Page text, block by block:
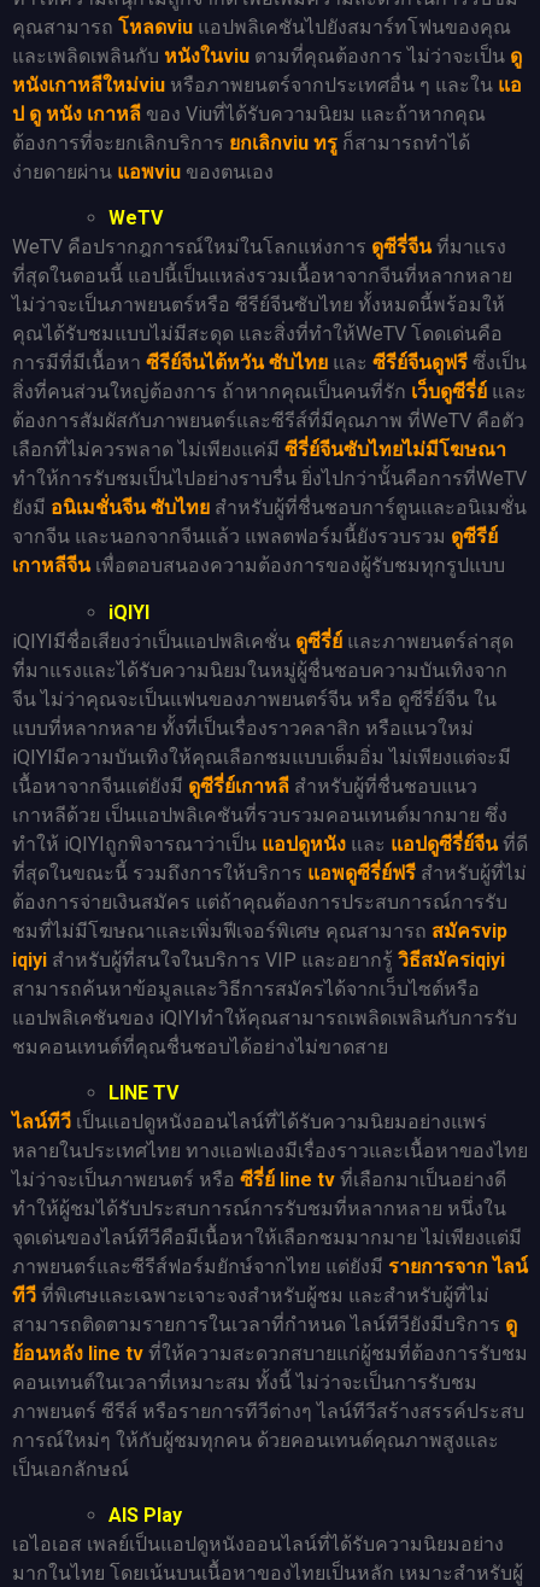
คุณสามารถ โหลดviu แอปพลิเคชันไปยังสมาร์ทโฟนของคุณ
และเพลิดเพลินกับ หนังในviu ตามที่คุณต้องการ ไม่ว่าจะเป็น ดู
หนังเกาหลีใหม่viu หรือภาพยนตร์จากประเทศอื่น ๆ และใน แอ
ป ดู หนัง เกาหลี ของ Viuที่ได้รับความนิยม และถ้าหากคุณ
ต้องการที่จะยกเลิกบริการ ยกเลิกviu ทรู ก็สามารถทำได้
ง่ายดายผ่าน แอพviu ของตนเอง
WeTV
WeTV คือปรากฎการณ์ใหม่ในโลกแห่งการ ดูซีรี่จีนที่มาแรง
ที่สุดในตอนนี้ แอปนี้เป็นแหล่งรวมเนื้อหาจากจีนที่หลากหลาย
ไม่ว่าจะเป็นภาพยนตร์หรือ ซีรีย์จีนซับไทย ทั้งหมดนี้พร้อมให้
คุณได้รับชมแบบไม่มีสะดุด และสิ่งที่ทำให้WeTV โดดเด่นคือ
การมีที่มีเนื้อหา ซีรีย์จีนไต้หวัน ซับไทย และ ซีรีย์จีนดูฟรี ซึ่งเป็น
สิ่งที่คนส่วนใหญ่ต้องการ ถ้าหากคุณเป็นคนที่รัก เว็บดูซีรี่ย์ และ
ต้องการสัมผัสกับภาพยนตร์และซีรีส์ที่มีคุณภาพ ที่WeTV คือตัว
เลือกที่ไม่ควรพลาด ไม่เพียงแค่มี ซีรี่ย์จีนซับไทยไม่มีโฆษณา
ทำให้การรับชมเป็นไปอย่างราบรื่น ยิ่งไปกว่านั้นคือการที่WeTV
ยังมี อนิเมชั่นจีน ซับไทย สำหรับผู้ที่ชื่นชอบการ์ตูนและอนิเมชั่น
จากจีน และนอกจากจีนแล้ว แพลตฟอร์มนี้ยังรวบรวม ดูซีรีย์
เกาหลีจีนเพื่อตอบสนองความต้องการของผู้รับชมทุกรูปแบบ
iQIYI
iQIYIมีชื่อเสียงว่าเป็นแอปพลิเคชั่น ดูซีรี่ย์ และภาพยนตร์ล่าสุด
ที่มาแรงและได้รับความนิยมในหมู่ผู้ชื่นชอบความบันเทิงจาก
จีน ไม่ว่าคุณจะเป็นแฟนของภาพยนตร์จีน หรือ ดูซีรี่ย์จีน ใน
แบบที่หลากหลาย ทั้งที่เป็นเรื่องราวคลาสิก หรือแนวใหม่
iQIYIมีความบันเทิงให้คุณเลือกชมแบบเต็มอิ่ม ไม่เพียงแต่จะมี
เนื้อหาจากจีนแต่ยังมี ดูซีรี่ย์เกาหลี สำหรับผู้ที่ชื่นชอบแนว
เกาหลีด้วย เป็นแอปพลิเคชันที่รวบรวมคอนเทนต์มากมาย ซึ่ง
ทำให้ iQIYIถูกพิจารณาว่าเป็น แอปดูหนัง และ แอปดูซีรี่ย์จีนที่ดี
ที่สุดในขณะนี้ รวมถึงการให้บริการ แอพดูซีรี่ย์ฟรี สำหรับผู้ที่ไม่
ต้องการจ่ายเงินสมัคร แต่ถ้าคุณต้องการประสบการณ์การรับ
ชมที่ไม่มีโฆษณาและเพิ่มฟีเจอร์พิเศษ คุณสามารถ สมัครvip
iqiyi สำหรับผู้ที่สนใจในบริการ VIP และอยากรู้ วิธีสมัครiqiyi
สามารถค้นหาข้อมูลและวิธีการสมัครได้จากเว็บไซต์หรือ
แอปพลิเคชันของ iQIYIทำให้คุณสามารถเพลิดเพลินกับการรับ
ชมคอนเทนต์ที่คุณชื่นชอบได้อย่างไม่ขาดสาย
LINE TV
ไลน์ทีวี เป็นแอปดูหนังออนไลน์ที่ได้รับความนิยมอย่างแพร่
หลายในประเทศไทย ทางเเอฟเองมีเรื่องราวและเนื้อหาของไทย
ไม่ว่าจะเป็นภาพยนตร์ หรือ ซีรี่ย์ line tv ที่เลือกมาเป็นอย่างดี
ทำให้ผู้ชมได้รับประสบการณ์การรับชมที่หลากหลาย หนึ่งใน
จุดเด่นของไลน์ทีวีคือมีเนื้อหาให้เลือกชมมากมาย ไม่เพียงแต่มี
ภาพยนตร์และซีรีส์ฟอร์มยักษ์จากไทย แต่ยังมี รายการจาก ไลน์
ทีวี ที่พิเศษและเฉพาะเจาะจงสำหรับผู้ชม และสำหรับผู้ที่ไม่
สามารถติดตามรายการในเวลาที่กำหนด ไลน์ทีวียังมีบริการ ดู
ย้อนหลัง line tv ที่ให้ความสะดวกสบายแก่ผู้ชมที่ต้องการรับชม
คอนเทนต์ในเวลาที่เหมาะสม ทั้งนี้ ไม่ว่าจะเป็นการรับชม
ภาพยนตร์ ซีรีส์ หรือรายการทีวีต่างๆ ไลน์ทีวีสร้างสรรค์ประสบ
การณ์ใหม่ๆ ให้กับผู้ชมทุกคน ด้วยคอนเทนต์คุณภาพสูงและ
เป็นเอกลักษณ์
AIS Play
เอไอเอส เพลย์เป็นแอปดูหนังออนไลน์ที่ได้รับความนิยมอย่าง
มากในไทย โดยเน้นบนเนื้อหาของไทยเป็นหลัก เหมาะสำหรับผู้